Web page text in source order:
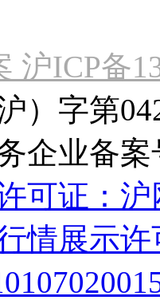
沪ICP备
）字第
企业备案
可证：
情展示许